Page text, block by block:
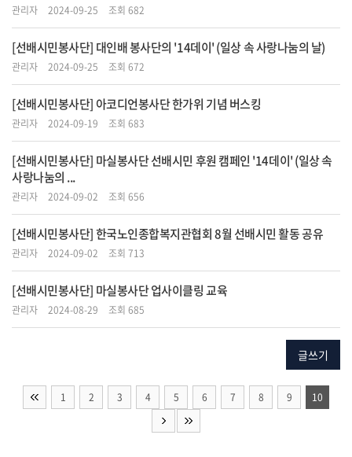
관리자 2024-09-25 조회 682
[선배시민봉사단] 대인배 봉사단의 '14데이' (일상 속 사랑나눔의 날)
관리자 2024-09-25 조회 672
[선배시민봉사단] 아코디언봉사단 한가위 기념 버스킹
관리자 2024-09-19 조회 683
[선배시민봉사단] 마실봉사단 선배시민 후원 캠페인 '14데이' (일상 속
사랑나눔의 ...
관리자 2024-09-02 조회 656
[선배시민봉사단] 한국노인종합복지관협회 8월 선배시민 활동 공유
관리자 2024-09-02 조회 713
[선배시민봉사단] 마실봉사단 업사이클링 교육
관리자 2024-08-29 조회 685
글쓰기
1 2 3 4 5 6 7 8 9 10